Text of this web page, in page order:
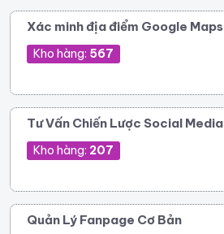
Xác minh địa điểm Google Maps
Kho hàng: 567
Tư Vấn Chiến Lược Social Media
Kho hàng: 207
Quản Lý Fanpage Cơ Bản